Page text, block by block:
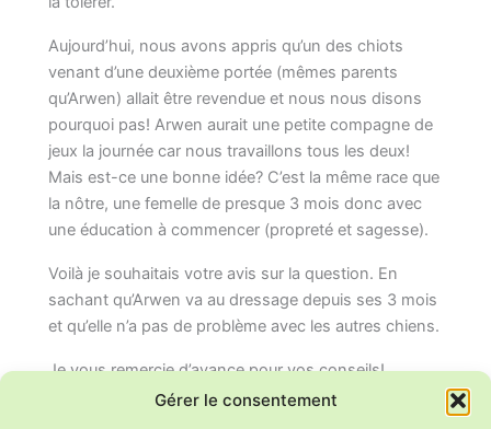
Gérer le consentement
Aujourd’hui, nous avons appris qu’un des chiots
venant d’une deuxième portée (mêmes parents
qu’Arwen) allait être revendue et nous nous disons
pourquoi pas! Arwen aurait une petite compagne de
jeux la journée car nous travaillons tous les deux!
Mais est-ce une bonne idée? C’est la même race que
la nôtre, une femelle de presque 3 mois donc avec
une éducation à commencer (propreté et sagesse).
Voilà je souhaitais votre avis sur la question. En
sachant qu’Arwen va au dressage depuis ses 3 mois
et qu’elle n’a pas de problème avec les autres chiens.
Je vous remercie d’avance pour vos conseils!